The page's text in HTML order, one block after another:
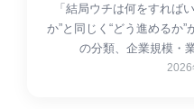
「結局ウチは何をすれ
か”と同じく“どう進めるか
の分類、企業規模・
2026